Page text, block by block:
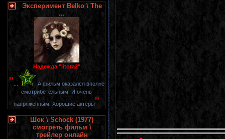
Эксперимент Belko \ The
...
Надежда "litota2"
"
А фильм оказался вполне
смотрибетельным. И очень
напряженным. Хорошие актеры"
Шок \ Schock (1977)
смотреть фильм \
трейлер онлайн